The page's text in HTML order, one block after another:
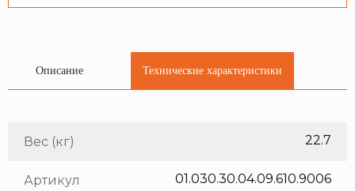
Описание Технические характеристики
Вес (кг) 22.7
Артикул 01.030.30.04.09.610.9006